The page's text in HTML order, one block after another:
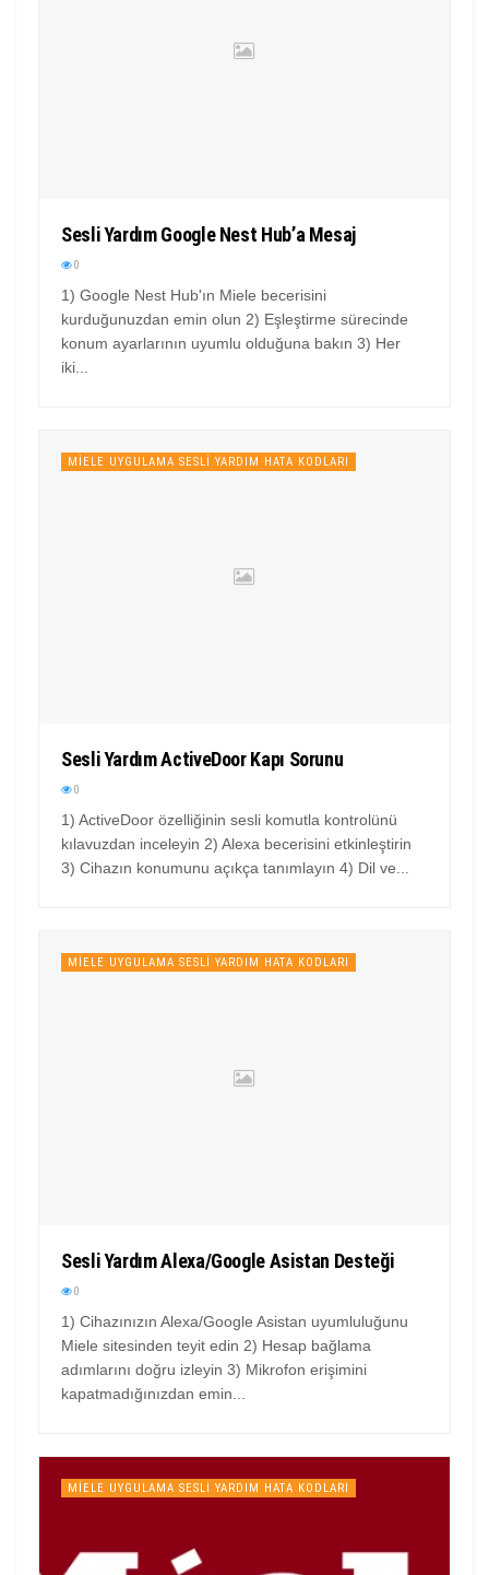
Sesli Yardım Google Nest Hub’a Mesaj
0
1) Google Nest Hub'ın Miele becerisini
kurduğunuzdan emin olun 2) Eşleştirme sürecinde
konum ayarlarının uyumlu olduğuna bakın 3) Her
iki...
MIELE UYGULAMA SESLI YARDIM HATA KODLARI
Sesli Yardım ActiveDoor Kapı Sorunu
0
1) ActiveDoor özelliğinin sesli komutla kontrolünü
kılavuzdan inceleyin 2) Alexa becerisini etkinleştirin
3) Cihazın konumunu açıkça tanımlayın 4) Dil ve...
MIELE UYGULAMA SESLI YARDIM HATA KODLARI
Sesli Yardım Alexa/Google Asistan Desteği
0
1) Cihazınızın Alexa/Google Asistan uyumluluğunu
Miele sitesinden teyit edin 2) Hesap bağlama
adımlarını doğru izleyin 3) Mikrofon erişimini
kapatmadığınızdan emin...
MIELE UYGULAMA SESLI YARDIM HATA KODLARI